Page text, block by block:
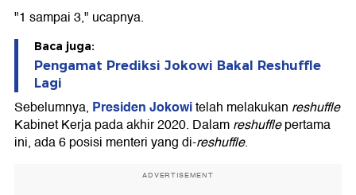
"1 sampai 3," ucapnya.
Baca juga:
Pengamat Prediksi Jokowi Bakal Reshuffle
Lagi
Sebelumnya, Presiden Jokowitelah melakukan reshuffle
Kabinet Kerja pada akhir 2020. Dalamreshufflepertama
ini, ada 6 posisi menteri yang di-reshuffle.
ADVERTISEMENT